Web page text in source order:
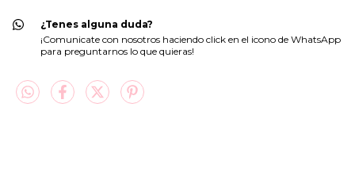
¿Tenes alguna duda?
¡Comunicate con nosotros haciendo click en el icono de WhatsApp
para preguntarnos lo que quieras!